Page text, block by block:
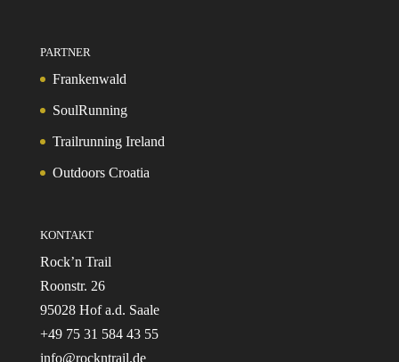
PARTNER
Frankenwald
SoulRunning
Trailrunning Ireland
Outdoors Croatia
KONTAKT
Rock’n Trail
Roonstr. 26
95028 Hof a.d. Saale
+49 75 31 584 43 55
info@rockntrail.de